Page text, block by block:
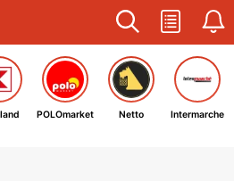
POLOmarket Netto Intermarche